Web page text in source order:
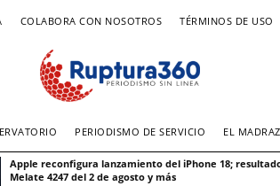
COLABORA CON NOSOTROS TÉRMINOS DE USO
PERIODISMO DE SERVICIO EL
Apple reconfigura lanzamiento del iPhone 18;
Melate 4247 del 2 de agosto y más